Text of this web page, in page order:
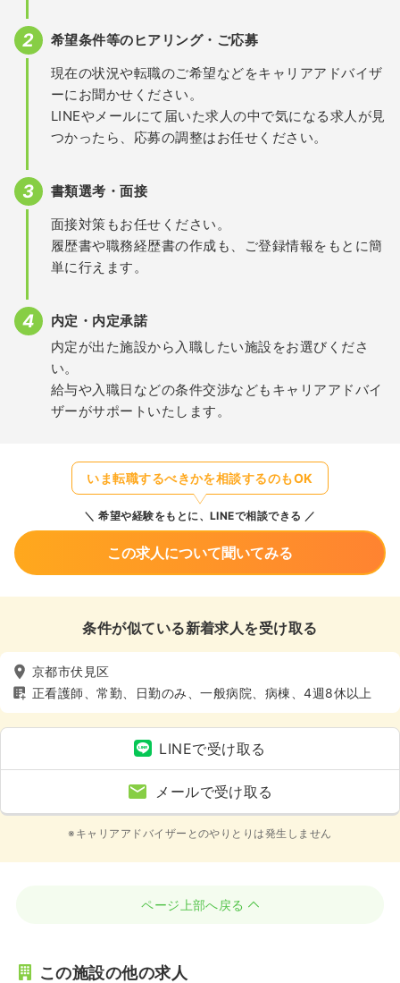
希望条件等のヒアリング・ご応募
現在の状況や転職のご希望などをキャリアアドバイザ
ーにお聞かせください。
LINEやメールにて届いた求人の中で気になる求人が見
つかったら、応募の調整はお任せください。
書類選考・面接
面接対策もお任せください。
履歴書や職務経歴書の作成も、ご登録情報をもとに簡
単に行えます。
内定・内定承諾
内定が出た施設から入職したい施設をお選びくださ
い。
給与や入職日などの条件交渉などもキャリアアドバイ
ザーがサポートいたします。
いま転職するべきかを相談するのもOK
希望や経験をもとに、LINEで相談できる
この求人について聞いてみる
条件が似ている新着求人を受け取る
京都市伏見区
正看護師、常勤、日勤のみ、一般病院、病棟、4週8休以上
LINEで受け取る
メールで受け取る
※キャリアアドバイザーとのやりとりは発生しません
ページ上部へ戻る
この施設の他の求人